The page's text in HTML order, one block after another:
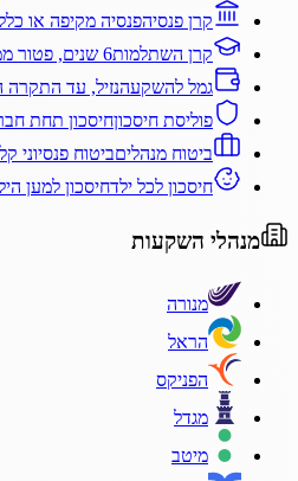
קרן פנסיהפנסיה מקיפה או
קרן השתלמות6 שנים, פטור ממס
גמל להשקעהנזיל, עד התקרה
פוליסת חיסכוןחיסכון תחת
ביטוח מנהליםביטוח פנסיוני
חיסכון לכל ילדחיסכון למען
מנהלי השקעות
מנורה
הראל
הפניקס
מגדל
מיטב